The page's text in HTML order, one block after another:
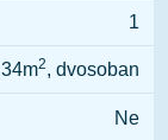
1
34m2, dvosoban
Ne